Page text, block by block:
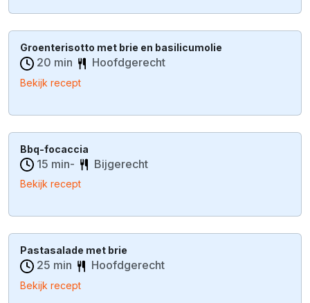
Groenterisotto met brie en basilicumolie
20 min Hoofdgerecht
Bekijk recept
Bbq-focaccia
15 min- Bijgerecht
Bekijk recept
Pastasalade met brie
25 min Hoofdgerecht
Bekijk recept